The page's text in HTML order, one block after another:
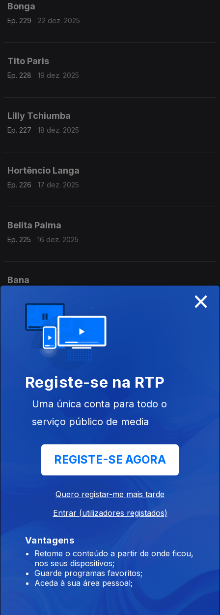
Bonga
Ep. 229 22 dez. 2025
Tito Paris
Ep. 228 19 dez. 2025
Lilly Tchiumba
Ep. 227 18 dez. 2025
Hortêncio Langa
Ep. 226 17 dez. 2025
Belita Palma
Ep. 225 16 dez. 2025
Bana
Zena Bacar
12 dez. 2025
Katchás
11 dez. 2025
Carlos Burity
10 dez. 2025
Alberto Mutcheca
09 dez. 2025
Aliu Bari
08 dez. 2025
×
Registe-se na RTP
Uma única conta para todo o
serviço público de media
REGISTE-SE AGORA
Quero registar-me mais tarde
Entrar (utilizadores registados)
Vantagens
Retome o conteúdo a partir de onde ficou,
nos seus dispositivos;
Guarde programas favoritos;
Aceda à sua área pessoal;